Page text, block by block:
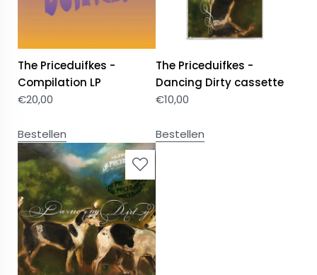
The Priceduifkes -
Compilation LP
€20,00
Bestellen
The Priceduifkes -
Dancing Dirty cassette
€10,00
Bestellen